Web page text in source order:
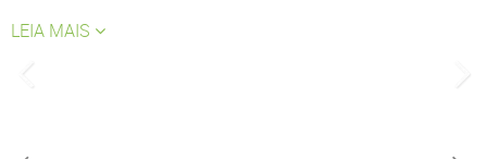
LEIA MAIS